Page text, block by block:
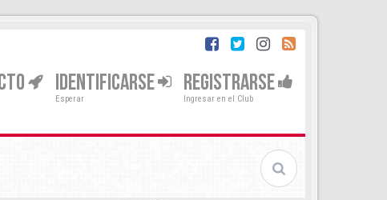
IDENTIFICARSE
Esperar
REGISTRARSE
Ingresar en el Club